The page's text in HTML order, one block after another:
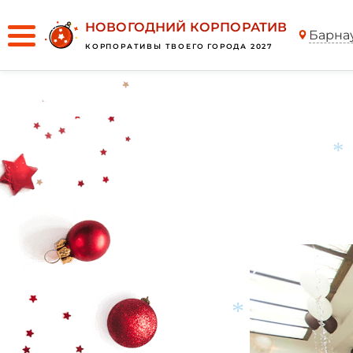
НОВОГОДНИЙ КОРПОРАТИВ
КОРПОРАТИВЫ ТВОЕГО ГОРОДА 2027